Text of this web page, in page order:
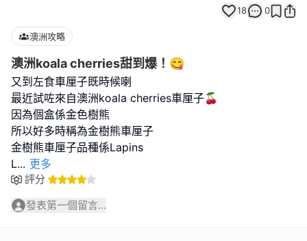
18 0
澳洲攻略
澳洲koala cherries甜到爆！😋
又到左食車厘子既時候喇
最近試咗來自澳洲koala cherries車厘子🍒
因為個盒係金色樹熊
所以好多時稱為金樹熊車厘子
金樹熊車厘子品種係Lapins
L... 更多
評分
發表第一個留言...